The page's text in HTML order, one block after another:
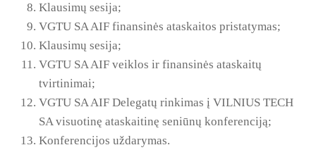
Klausimų sesija;
VGTU SA AIF finansinės ataskaitos pristatymas;
Klausimų sesija;
VGTU SA AIF veiklos ir finansinės ataskaitų
tvirtinimai;
VGTU SA AIF Delegatų rinkimas į VILNIUS TECH
SA visuotinę ataskaitinę seniūnų konferenciją;
Konferencijos uždarymas.